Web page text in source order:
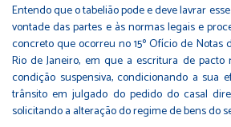
Entendo que o tabelião pode e deve lavrar
vontade das partes e às normas legais e
concreto que ocorreu no 15º Ofício de Notas
Rio de Janeiro, em que a escritura de pacto
condição suspensiva, condicionando a sua
trânsito em julgado do pedido do casal
solicitando a alteração do regime de bens do